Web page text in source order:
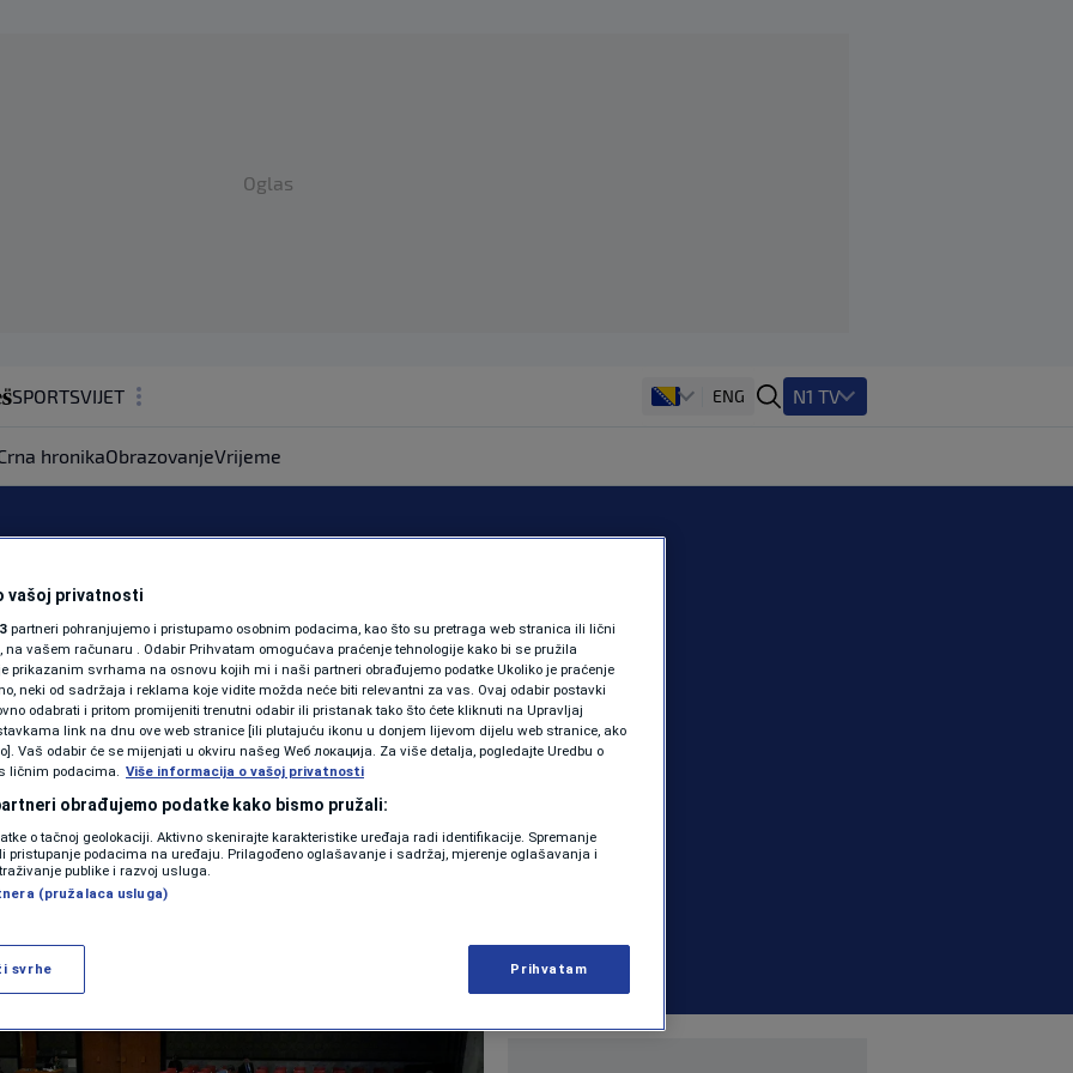
Oglas
SPORTSVIJET
ZDRAVLJE
SHOWBIZ
PODCAST
N1 SPECIJAL
FENOMENI
NEISTRAŽENO
VIRALNO
VIDEO
ENG N1 TV
hronikaObrazovanjeVrijeme
poslalo različite
OHR-u do
zatvaranjem
21:37 | VIJESTI | 0 komentara
Više
vašoj privatnosti
partneri pohranjujemo i pristupamo osobnim podacima, kao što su pretraga web stranica ili lični
na vašem računaru . Odabir Prihvatam omogućava praćenje tehnologije kako bi se pružila
prikazanim svrhama na osnovu kojih mi i naši partneri obrađujemo podatke Ukoliko je praćenje
neki od sadržaja i reklama koje vidite možda neće biti relevantni za vas. Ovaj odabir postavki
odabrati i pritom promijeniti trenutni odabir ili pristanak tako što ćete kliknuti na Upravljaj
link na dnu ove web stranice [ili plutajuću ikonu u donjem lijevom dijelu web stranice, ako
Vaš odabir će se mijenjati u okviru našeg Wеб локација. Za više detalja, pogledajte Uredbu o
ličnim podacima. Više informacija o vašoj privatnosti
obrađujemo podatke kako bismo pružali:
o tačnoj geolokaciji. Aktivno skenirajte karakteristike uređaja radi identifikacije. Spremanje
pristupanje podacima na uređaju. Prilagođeno oglašavanje i sadržaj, mjerenje oglašavanja i
publike i razvoj usluga.
(pružalaca usluga)
svrhe Prihvatam